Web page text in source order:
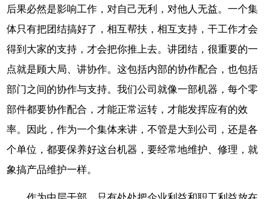
后果必然是影响工作，对自己无利，对他人无益。一个集
体只有把团结搞好了，相互帮扶，相互支持，干工作才会
得到大家的支持，才会把你推上去。讲团结，很重要的一
点就是顾大局、讲协作。这包括内部的协作配合，也包括
部门之间的协作与支持。我们公司就像一部机器，每个零
部件都要协作配合，才能正常运转，才能发挥应有的效
率。因此，作为一个集体来讲，不管是大到公司，还是各
个单位，都要保养好这台机器，要经常地维护、修理，就
象搞产品维护一样。